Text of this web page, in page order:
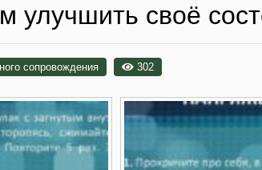
улучшить своё
сопровождения 302